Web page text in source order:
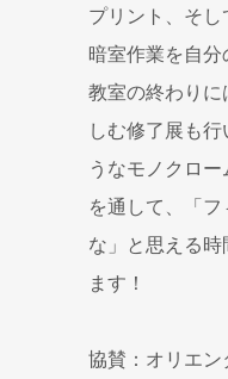
プリント、そ
暗室作業を自分
教室の終わり
しむ修了展も
うなモノクロ
を通して、「
な」と思える
ます！
協賛：オリエ